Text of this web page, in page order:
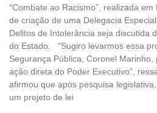
“Combate ao Racismo”, realizada
de criação de uma Delegacia
Delitos de Intolerância seja discutida
do Estado. “Sugiro levarmos essa
Segurança Pública, Coronel
ação direta do Poder Executivo”,
afirmou que após pesquisa
um projeto de lei